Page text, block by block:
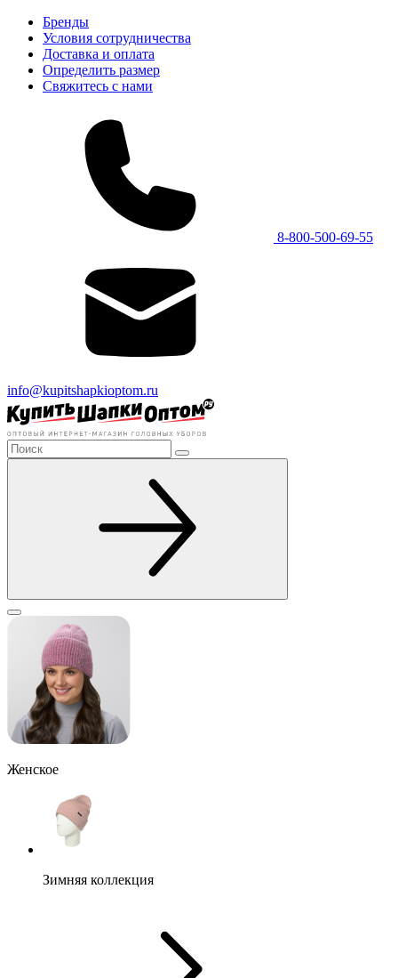
Бренды
Условия сотрудничества
Доставка и оплата
Определить размер
Свяжитесь с нами
8-800-500-69-55
info@kupitshapkioptom.ru
Женское
Зимняя коллекция